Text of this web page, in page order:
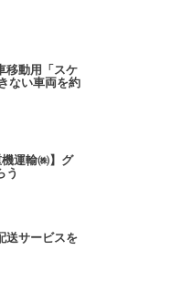
移動用「スケ
ない車両を約
運輸㈱】グ
う
送サービスを